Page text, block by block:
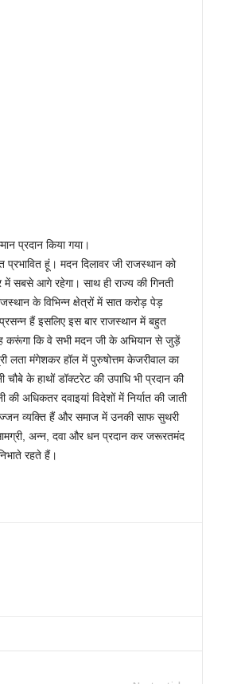
प्रदान किया गया।
प्रभावित हूं। मदन दिलावर जी राजस्थान को
सबसे आगे रहेगा। साथ ही राज्य की गिनती
के विभिन्न क्षेत्रों में सात करोड़ पेड़
हैं इसलिए इस बार राजस्थान में बहुत
करूंगा कि वे सभी मदन जी के अभियान से जुड़ें
लता मंगेशकर हॉल में पुरुषोत्तम केजरीवाल का
चौबे के हाथों डॉक्टरेट की उपाधि भी प्रदान की
अधिकतर दवाइयां विदेशों में निर्यात की जाती
व्यक्ति हैं और समाज में उनकी साफ सुथरी
अन्न, दवा और धन प्रदान कर जरूरतमंद
रहते हैं।